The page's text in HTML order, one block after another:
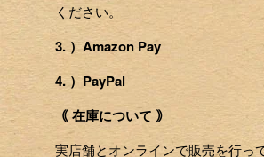
ください。
3. ）Amazon Pay
4. ）PayPal
｟ 在庫について ｠
実店舗とオンラインで販売を行っ